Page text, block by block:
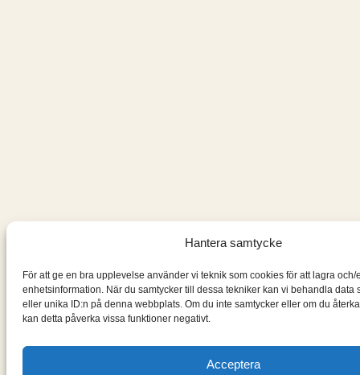
Hantera samtycke
För att ge en bra upplevelse använder vi teknik som cookies för att lagra och/
enhetsinformation. När du samtycker till dessa tekniker kan vi behandla data
eller unika ID:n på denna webbplats. Om du inte samtycker eller om du
kan detta påverka vissa funktioner negativt.
Acceptera